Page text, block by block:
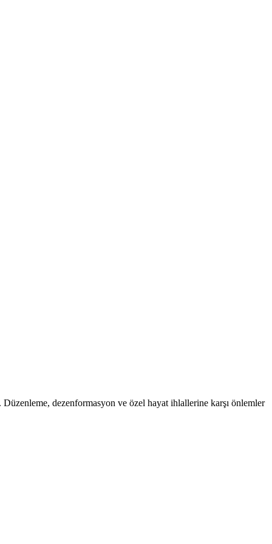
dezenformasyon ve özel hayat ihlallerine karşı önlemler